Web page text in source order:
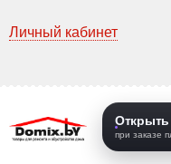
Личный кабинет